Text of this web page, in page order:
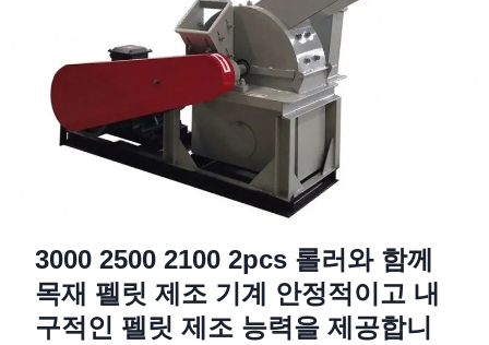
3000 2500 2100 2pcs 롤러와 함께
목재 펠릿 제조 기계 안정적이고 내
구적인 펠릿 제조 능력을 제공합니